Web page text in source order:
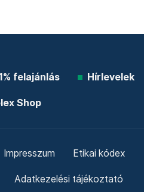
felajánlás Hírlevelek
Shop
Impresszum Etikai kódex
Adatkezelési tájékoztató